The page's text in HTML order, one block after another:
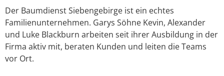
Der Baumdienst Siebengebirge ist ein echtes
Familienunternehmen. Garys Söhne Kevin, Alexander
und Luke Blackburn arbeiten seit ihrer Ausbildung in der
Firma aktiv mit, beraten Kunden und leiten die Teams
vor Ort.